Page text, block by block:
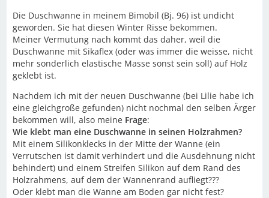
Die Duschwanne in meinem Bimobil (Bj. 96) ist undicht
geworden. Sie hat diesen Winter Risse bekommen.
Meiner Vermutung nach kommt das daher, weil die
Duschwanne mit Sikaflex (oder was immer die weisse, nicht
mehr sonderlich elastische Masse sonst sein soll) auf Holz
geklebt ist.
Nachdem ich mit der neuen Duschwanne (bei Lilie habe ich
eine gleichgroße gefunden) nicht nochmal den selben Ärger
bekommen will, also meine Frage:
Wie klebt man eine Duschwanne in seinen Holzrahmen?
Mit einem Silikonklecks in der Mitte der Wanne (ein
Verrutschen ist damit verhindert und die Ausdehnung nicht
behindert) und einem Streifen Silikon auf dem Rand des
Holzrahmens, auf dem der Wannenrand aufliegt???
Oder klebt man die Wanne am Boden gar nicht fest?